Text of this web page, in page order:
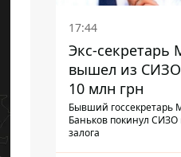
17:44
Экс-
вышел из СИЗО
10 млн грн
Бывший госсекретарь
Баньков покинул СИЗО
залога